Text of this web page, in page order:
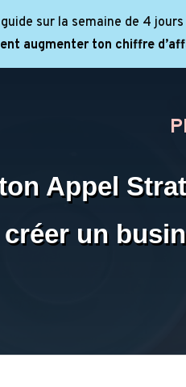
guide sur la semaine de 4
augmenter ton chiffre
Appel
un